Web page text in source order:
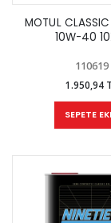
MOTUL CLASSIC
10W-40
110619
1.950,94
SEPETE